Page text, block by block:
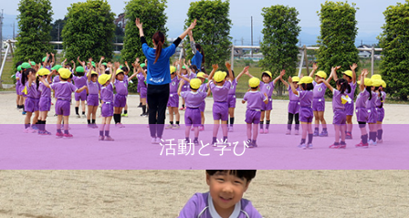
活動と学び